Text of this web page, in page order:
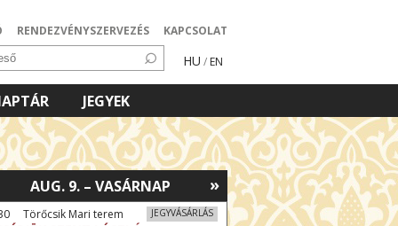
RENDEZVÉNYSZERVEZÉS KAPCSOLAT
HU / EN
JEGYEK
»
AUG. 9. – VASÁRNAP
JEGYVÁSÁRLÁS
Törőcsik Mari terem